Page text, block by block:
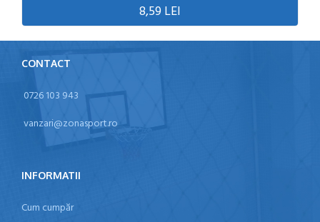
8,59 LEI
CONTACT
0726 103 943
vanzari@zonasport.ro
INFORMATII
Cum cumpăr